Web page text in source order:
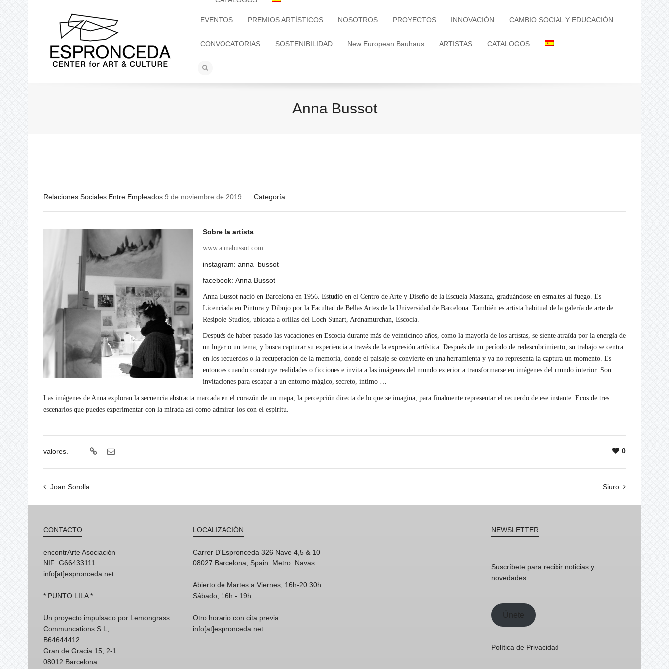
EVENTOS PREMIOS ARTÍSTICOS NOSOTROS PROYECTOS INNOVACIÓN CAMBIO SOCIAL Y EDUCACIÓN
CONVOCATORIAS SOSTENIBILIDAD New European Bauhaus ARTISTAS CATALOGOS
Anna Bussot
Relaciones Sociales Entre Empleados 9 de noviembre de 2019 Categoría:
Sobre la artista
www.annabussot.com
instagram: anna_bussot
facebook: Anna Bussot
Anna Bussot nació en Barcelona en 1956. Estudió en el Centro de Arte y Diseño de la Escuela Massana, graduándose en esmaltes al fuego. Es
Licenciada en Pintura y Dibujo por la Facultad de Bellas Artes de la Universidad de Barcelona. También es artista habitual de la galería de arte de
Resipole Studios, ubicada a orillas del Loch Sunart, Ardnamurchan, Escocia.
Después de haber pasado las vacaciones en Escocia durante más de veinticinco años, como la mayoría de los artistas, se siente atraída por la energía de
un lugar o un tema, y ​​busca capturar su experiencia a través de la expresión artística. Después de un período de redescubrimiento, su trabajo se centra
en los recuerdos o la recuperación de la memoria, donde el paisaje se convierte en una herramienta y ya no representa la captura un momento. Es
entonces cuando construye realidades o ficciones e invita a las imágenes del mundo exterior a transformarse en imágenes del mundo interior. Son
invitaciones para escapar a un entorno mágico, secreto, íntimo …
Las imágenes de Anna exploran la secuencia abstracta marcada en el corazón de un mapa, la percepción directa de lo que se imagina, para finalmente representar el recuerdo de ese instante. Ecos de tres
escenarios que puedes experimentar con la mirada así como admirar-los con el espíritu.
valores. 0
Joan Sorolla Siuro
CONTACTO
encontrArte Asociación
NIF: G66433111
info[at]espronceda.net
* PUNTO LILA *
Un proyecto impulsado por Lemongrass
Communcations S.L,
B64644412
Gran de Gracia 15, 2-1
08012 Barcelona
LOCALIZACIÓN
Carrer D'Espronceda 326 Nave 4,5 & 10
08027 Barcelona, Spain. Metro: Navas
Abierto de Martes a Viernes, 16h-20.30h
Sábado, 16h - 19h
Otro horario con cita previa
info[at]espronceda.net
NEWSLETTER
Suscríbete para recibir noticias y
novedades
Únete
Política de Privacidad